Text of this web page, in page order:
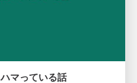
マっている話